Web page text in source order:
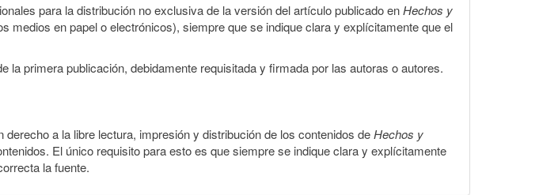
para la distribución no exclusiva de la versión del artículo publicado enHechos y
medios en papel o electrónicos), siempre que se indique clara y explícitamente que el
primera publicación, debidamente requisitada y firmada por las autoras o autores.
a la libre lectura, impresión y distribución de los contenidos deHechos y
El único requisito para esto es que siempre se indique clara y explícitamente
la fuente.